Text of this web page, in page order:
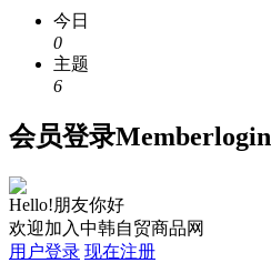
今日
0
主题
6
会员登录Memberlogin
Hello!朋友你好
欢迎加入中韩自贸商品网
用户登录 现在注册